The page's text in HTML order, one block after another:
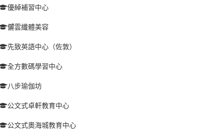
優綽補習中心
儷雲纖體美容
先致英語中心（佐敦）
全方數碼學習中心
八步瑜伽坊
公文式卓軒教育中心
公文式奧海城教育中心